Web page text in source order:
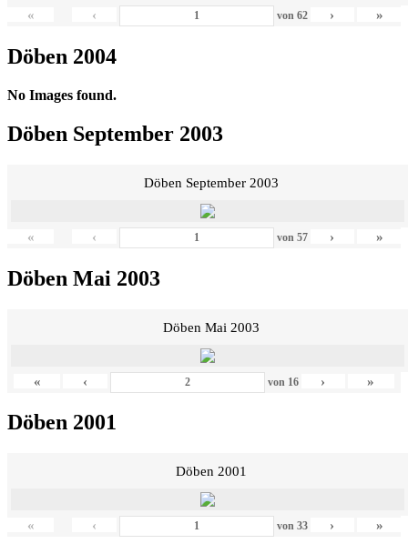
« ‹ von 62 › »
Döben 2004
No Images found.
Döben September 2003
Döben September 2003
« ‹ von 57 › »
Döben Mai 2003
Döben Mai 2003
« ‹ von 16 › »
Döben 2001
Döben 2001
« ‹ von 33 › »